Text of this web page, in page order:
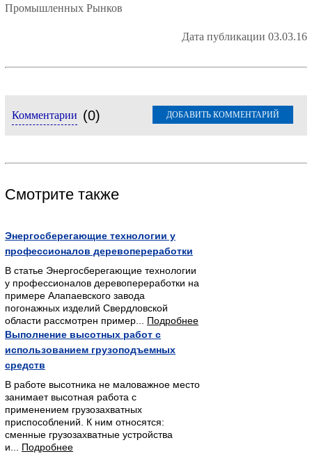
Промышленных Рынков
Дата публикации 03.03.16
ДОБАВИТЬ КОММЕНТАРИЙ
Комментарии (0)
Смотрите также
Энергосберегающие технологии у
профессионалов деревопереработки
В статье Энергосберегающие технологии
у профессионалов деревопереработки на
примере Алапаевского завода
погонажных изделий Свердловской
области рассмотрен пример... Подробнее
Выполнение высотных работ с
использованием грузоподъемных
средств
В работе высотника не маловажное место
занимает высотная работа с
применением грузозахватных
приспособлений. К ним относятся:
сменные грузозахватные устройства
и... Подробнее